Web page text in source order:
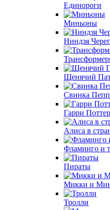
Единороги
Миньоны
Ниндзя
Щенячий
Свинка
Гарри Поттер
Алиса в
Фламинго и
Пираты
Микки и
Тролли